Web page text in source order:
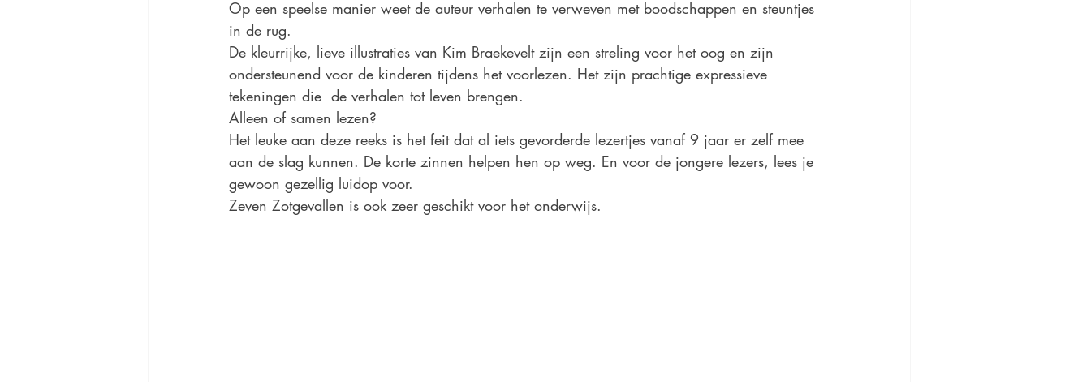
Op een speelse manier weet de auteur verhalen te verweven met boodschappen en steuntjes
in de rug.
De kleurrijke, lieve illustraties van Kim Braekevelt zijn een streling voor het oog en zijn
ondersteunend voor de kinderen tijdens het voorlezen. Het zijn prachtige expressieve
tekeningen die  de verhalen tot leven brengen.
Alleen of samen lezen?
Het leuke aan deze reeks is het feit dat al iets gevorderde lezertjes vanaf 9 jaar er zelf mee
aan de slag kunnen. De korte zinnen helpen hen op weg. En voor de jongere lezers, lees je
gewoon gezellig luidop voor.
Zeven Zotgevallen is ook zeer geschikt voor het onderwijs.